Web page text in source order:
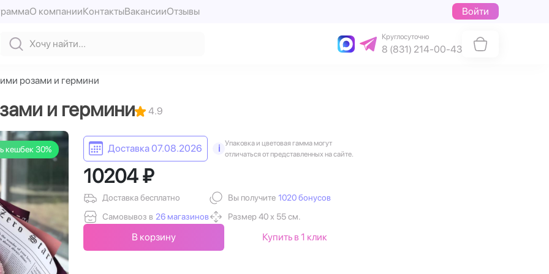
О компанииКонтактыВакансииОтзывы Войти
Круглосуточно
8 (831) 214-00-43
розами и гермини
и гермини 4.9
кешбек 30% Доставка 07.08.2026 i
Упаковка и цветовая гамма могут
отличаться от представленных на сайте.
10204 ₽
Доставка бесплатно
Самовывоз в 26 магазинов
Вы получите 1020 бонусов
Размер 40 х 55 см.
В корзину Купить в 1 клик